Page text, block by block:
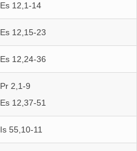
Es 12,1-14
Es 12,15-23
Es 12,24-36
Pr 2,1-9
Es 12,37-51
Is 55,10-11